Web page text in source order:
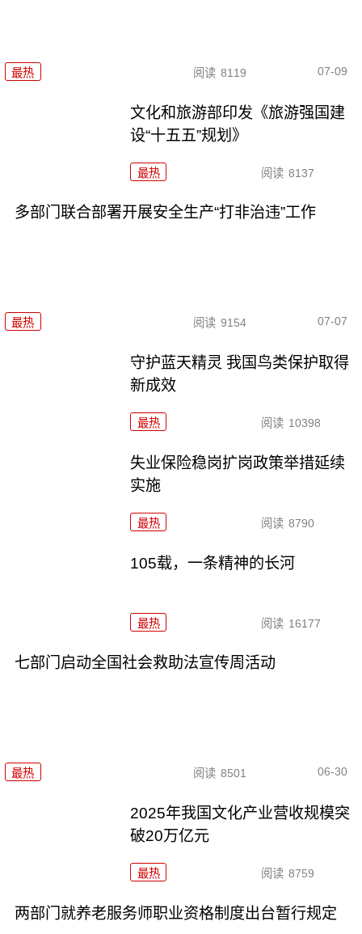
最热 阅读 8119 07-09
文化和旅游部印发《旅游强国建
设“十五五”规划》
最热 阅读 8137
多部门联合部署开展安全生产“打非治违”工作
最热 阅读 9154 07-07
守护蓝天精灵 我国鸟类保护取得
新成效
最热 阅读 10398
失业保险稳岗扩岗政策举措延续
实施
最热 阅读 8790
105载，一条精神的长河
最热 阅读 16177
七部门启动全国社会救助法宣传周活动
最热 阅读 8501 06-30
2025年我国文化产业营收规模突
破20万亿元
最热 阅读 8759
两部门就养老服务师职业资格制度出台暂行规定